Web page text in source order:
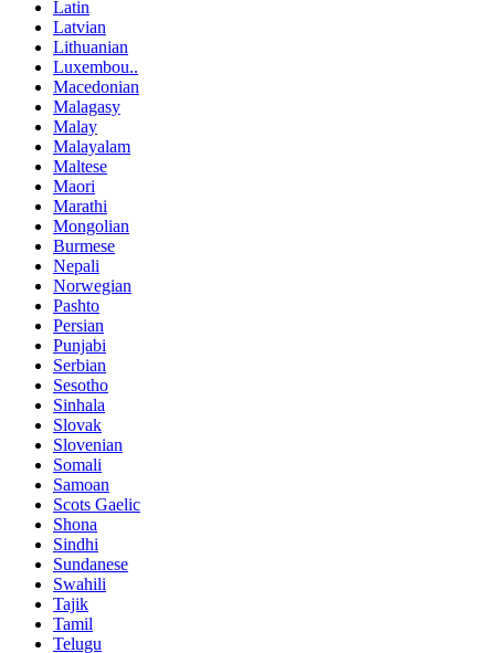
Latin
Latvian
Lithuanian
Luxembou..
Macedonian
Malagasy
Malay
Malayalam
Maltese
Maori
Marathi
Mongolian
Burmese
Nepali
Norwegian
Pashto
Persian
Punjabi
Serbian
Sesotho
Sinhala
Slovak
Slovenian
Somali
Samoan
Scots Gaelic
Shona
Sindhi
Sundanese
Swahili
Tajik
Tamil
Telugu